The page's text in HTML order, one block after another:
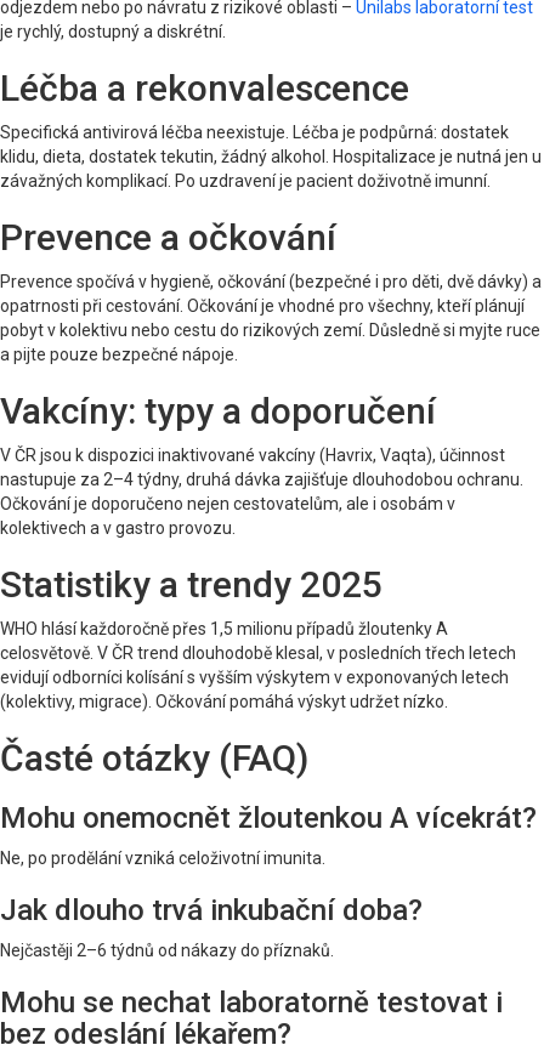
odjezdem nebo po návratu z rizikové oblasti – Unilabs laboratorní test
je rychlý, dostupný a diskrétní.
Léčba a rekonvalescence
Specifická antivirová léčba neexistuje. Léčba je podpůrná: dostatek
klidu, dieta, dostatek tekutin, žádný alkohol. Hospitalizace je nutná jen u
závažných komplikací. Po uzdravení je pacient doživotně imunní.
Prevence a očkování
Prevence spočívá v hygieně, očkování (bezpečné i pro děti, dvě dávky) a
opatrnosti při cestování. Očkování je vhodné pro všechny, kteří plánují
pobyt v kolektivu nebo cestu do rizikových zemí. Důsledně si myjte ruce
a pijte pouze bezpečné nápoje.
Vakcíny: typy a doporučení
V ČR jsou k dispozici inaktivované vakcíny (Havrix, Vaqta), účinnost
nastupuje za 2–4 týdny, druhá dávka zajišťuje dlouhodobou ochranu.
Očkování je doporučeno nejen cestovatelům, ale i osobám v
kolektivech a v gastro provozu.
Statistiky a trendy 2025
WHO hlásí každoročně přes 1,5 milionu případů žloutenky A
celosvětově. V ČR trend dlouhodobě klesal, v posledních třech letech
evidují odborníci kolísání s vyšším výskytem v exponovaných letech
(kolektivy, migrace). Očkování pomáhá výskyt udržet nízko.
Časté otázky (FAQ)
Mohu onemocnět žloutenkou A vícekrát?
Ne, po prodělání vzniká celoživotní imunita.
Jak dlouho trvá inkubační doba?
Nejčastěji 2–6 týdnů od nákazy do příznaků.
Mohu se nechat laboratorně testovat i
bez odeslání lékařem?